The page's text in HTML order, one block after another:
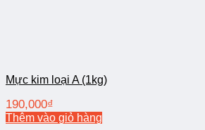
Mực kim loại A (1kg)
190,000₫
Thêm vào giỏ hàng